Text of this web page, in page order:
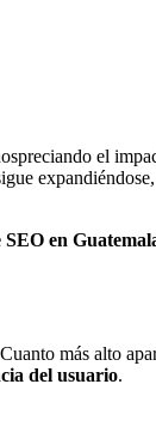
el
SEO en
más alto
del usuario.